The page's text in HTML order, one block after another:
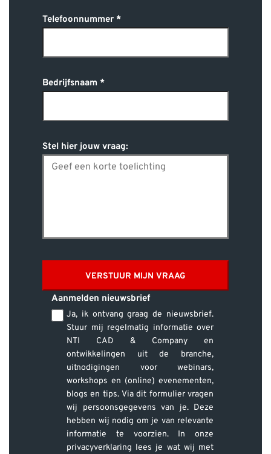
Telefoonnummer
Bedrijfsnaam
Stel hier jouw vraag:
VERSTUUR MIJN VRAAG
Aanmelden nieuwsbrief
Ja, ik ontvang graag de nieuwsbrief.
Stuur mij regelmatig informatie over
NTI CAD & Company en
ontwikkelingen uit de branche,
uitnodigingen voor webinars,
workshops en (online) evenementen,
blogs en tips. Via dit formulier vragen
wij persoonsgegevens van je. Deze
hebben wij nodig om je van relevante
informatie te voorzien. In onze
privacyverklaring lees je wat wij met